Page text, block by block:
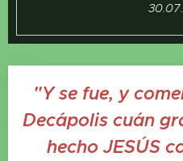
"Y se fue, y
Decápolis cuán
hecho JESÚS